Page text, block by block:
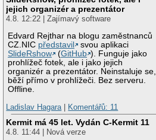
jejich organizér a prezentátor
4.8. 12:22 | Zajímavý software
Edvard Rejthar na blogu zaměstnanců
CZ.NIC představil
svou aplikaci
SlideRshow
(GitHub ). Funguje jako
prohlížeč fotek, ale i jako jejich
organizér a prezentátor. Neinstaluje se,
běží přímo v prohlížeči. Bez serveru.
Offline.
Ladislav Hagara | Komentářů: 11
Kermit má 45 let. Vydán C-Kermit 11
4.8. 11:44 | Nová verze